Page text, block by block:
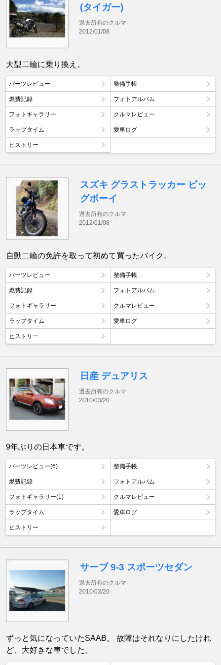
(タイガー)
過去所有のクルマ
2012/01/08
大型二輪に乗り換え。
パーツレビュー 整備手帳
燃費記録 フォトアルバム
フォトギャラリー クルマレビュー
ラップタイム 愛車ログ
ヒストリー
スズキ グラストラッカー ビッ
グボーイ
過去所有のクルマ
2012/01/08
自動二輪の免許を取って初めて買ったバイク。
パーツレビュー 整備手帳
燃費記録 フォトアルバム
フォトギャラリー クルマレビュー
ラップタイム 愛車ログ
ヒストリー
日産 デュアリス
過去所有のクルマ
2010/03/20
9年ぶりの日本車です。
パーツレビュー(6) 整備手帳
燃費記録 フォトアルバム
フォトギャラリー(1) クルマレビュー
ラップタイム 愛車ログ
ヒストリー
サーブ 9-3 スポーツセダン
過去所有のクルマ
2010/03/20
ずっと気になっていたSAAB。 故障はそれなりにしたけれ
ど、大好きな車でした。